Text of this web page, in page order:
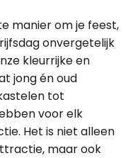
manier om je feest,
onvergetelijk
kleurrijke en
jong én oud
tot
voor elk
Het is niet alleen
maar ook